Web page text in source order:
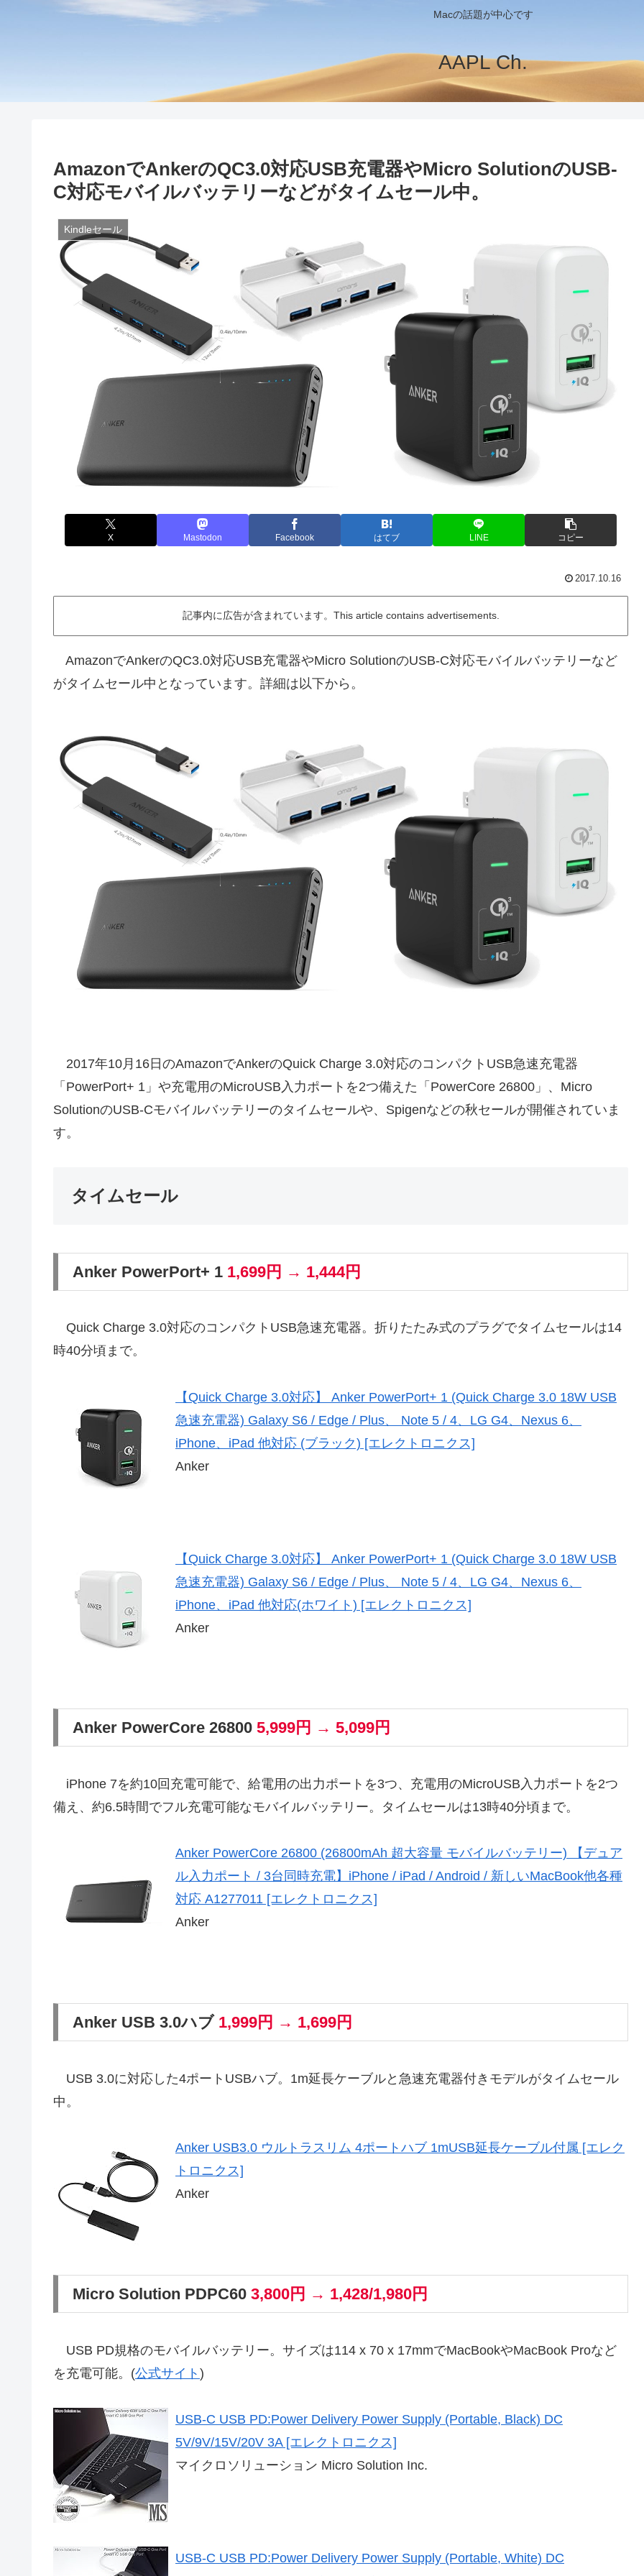
Macの話題が中心です
AAPL Ch.
AmazonでAnkerのQC3.0対応USB充電器やMicro SolutionのUSB-
C対応モバイルバッテリーなどがタイムセール中。
Kindleセール
X Mastodon Facebook はてブ LINE コピー
2017.10.16
記事内に広告が含まれています。This article contains advertisements.
AmazonでAnkerのQC3.0対応USB充電器やMicro SolutionのUSB-C対応モバイルバッテリーなど
がタイムセール中となっています。詳細は以下から。
2017年10月16日のAmazonでAnkerのQuick Charge 3.0対応のコンパクトUSB急速充電器
「PowerPort+ 1」や充電用のMicroUSB入力ポートを2つ備えた「PowerCore 26800」、Micro
SolutionのUSB-Cモバイルバッテリーのタイムセールや、Spigenなどの秋セールが開催されていま
す。
タイムセール
Anker PowerPort+ 1 1,699円 → 1,444円
Quick Charge 3.0対応のコンパクトUSB急速充電器。折りたたみ式のプラグでタイムセールは14
時40分頃まで。
【Quick Charge 3.0対応】 Anker PowerPort+ 1 (Quick Charge 3.0 18W USB
急速充電器) Galaxy S6 / Edge / Plus、 Note 5 / 4、LG G4、Nexus 6、
iPhone、iPad 他対応 (ブラック) [エレクトロニクス]
Anker
【Quick Charge 3.0対応】 Anker PowerPort+ 1 (Quick Charge 3.0 18W USB
急速充電器) Galaxy S6 / Edge / Plus、 Note 5 / 4、LG G4、Nexus 6、
iPhone、iPad 他対応(ホワイト) [エレクトロニクス]
Anker
Anker PowerCore 26800 5,999円 → 5,099円
iPhone 7を約10回充電可能で、給電用の出力ポートを3つ、充電用のMicroUSB入力ポートを2つ
備え、約6.5時間でフル充電可能なモバイルバッテリー。タイムセールは13時40分頃まで。
Anker PowerCore 26800 (26800mAh 超大容量 モバイルバッテリー) 【デュア
ル入力ポート / 3台同時充電】iPhone / iPad / Android / 新しいMacBook他各種
対応 A1277011 [エレクトロニクス]
Anker
Anker USB 3.0ハブ 1,999円 → 1,699円
USB 3.0に対応した4ポートUSBハブ。1m延長ケーブルと急速充電器付きモデルがタイムセール
中。
Anker USB3.0 ウルトラスリム 4ポートハブ 1mUSB延長ケーブル付属 [エレク
トロニクス]
Anker
Micro Solution PDPC60 3,800円 → 1,428/1,980円
USB PD規格のモバイルバッテリー。サイズは114 x 70 x 17mmでMacBookやMacBook Proなど
を充電可能。(公式サイト )
USB-C USB PD:Power Delivery Power Supply (Portable, Black) DC
5V/9V/15V/20V 3A [エレクトロニクス]
マイクロソリューション Micro Solution Inc.
USB-C USB PD:Power Delivery Power Supply (Portable, White) DC